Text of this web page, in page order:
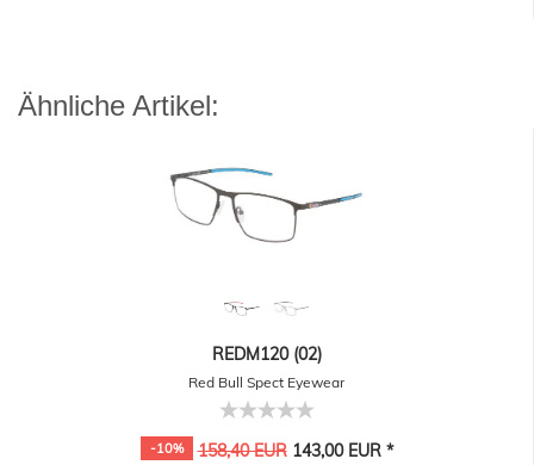
Ähnliche Artikel:
REDM120 (02)
Red Bull Spect Eyewear
-10% 158,40 EUR143,00 EUR *